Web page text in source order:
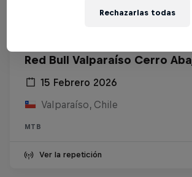
Red Bull Valparaíso Cerro
15 Febrero 2026
Valparaíso, Chile
MTB
Ver la repetición
Rechazarlas todas